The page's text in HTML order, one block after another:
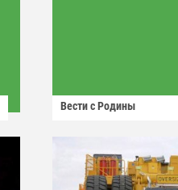
Вести с Родины